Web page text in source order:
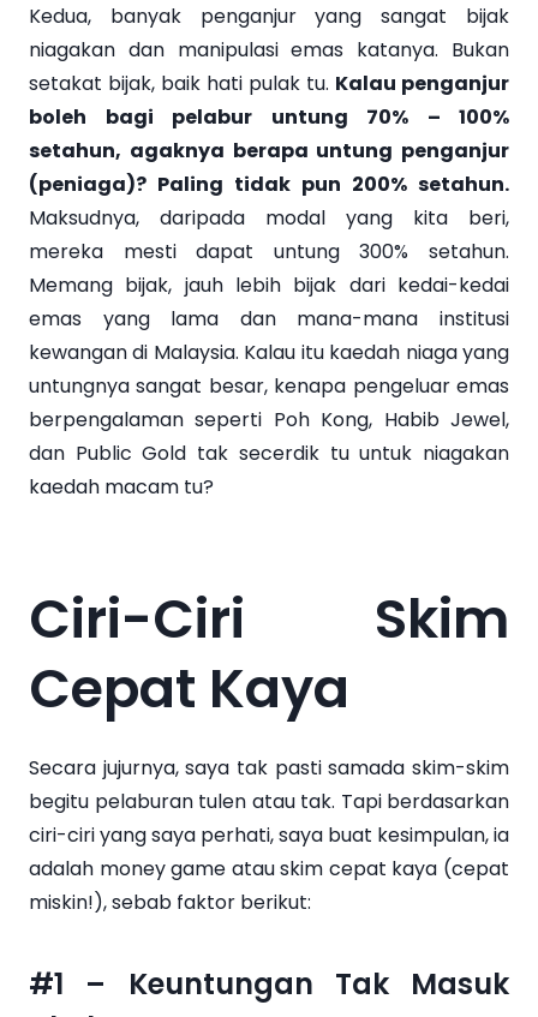
Kedua, banyak penganjur yang sangat bijak
niagakan dan manipulasi emas katanya. Bukan
setakat bijak, baik hati pulak tu. Kalau penganjur
boleh bagi pelabur untung 70% – 100%
setahun, agaknya berapa untung penganjur
(peniaga)? Paling tidak pun 200% setahun.
Maksudnya, daripada modal yang kita beri,
mereka mesti dapat untung 300% setahun.
Memang bijak, jauh lebih bijak dari kedai-kedai
emas yang lama dan mana-mana institusi
kewangan di Malaysia. Kalau itu kaedah niaga yang
untungnya sangat besar, kenapa pengeluar emas
berpengalaman seperti Poh Kong, Habib Jewel,
dan Public Gold tak secerdik tu untuk niagakan
kaedah macam tu?
Ciri-Ciri Skim
Cepat Kaya
Secara jujurnya, saya tak pasti samada skim-skim
begitu pelaburan tulen atau tak. Tapi berdasarkan
ciri-ciri yang saya perhati, saya buat kesimpulan, ia
adalah money game atau skim cepat kaya (cepat
miskin!), sebab faktor berikut:
#1 – Keuntungan Tak Masuk